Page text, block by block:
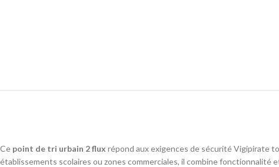
Ce point de tri urbain 2 flux répond aux exigences de sécurité Vigipirate
établissements scolaires ou zones commerciales, il combine fonctionnalité